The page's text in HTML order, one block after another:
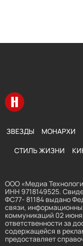
Перейти на главную
ЗВЕЗДЫ МОНАРХИ
СТИЛЬ ЖИЗНИ
ООО «Медиа
ИНН 9718149525.
ФС77- 81184 выдано
связи,
коммуникаций 02
ответственности за
содержащейся в
предоставляет